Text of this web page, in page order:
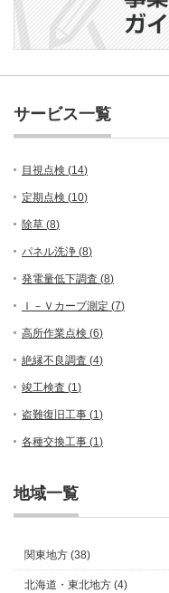
サービス一覧
目視点検 (14)
定期点検 (10)
除草 (8)
パネル洗浄 (8)
発電量低下調査 (8)
Ｉ－Ｖカーブ測定 (7)
高所作業点検 (6)
絶縁不良調査 (4)
竣工検査 (1)
盗難復旧工事 (1)
各種交換工事 (1)
地域一覧
関東地方 (38)
北海道・東北地方 (4)